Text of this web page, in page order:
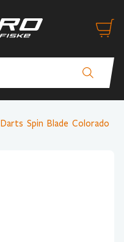
Darts Spin Blade Colorado